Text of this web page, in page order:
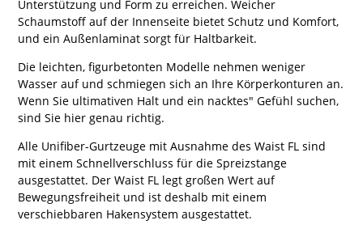
Unterstützung und Form zu erreichen. Weicher
Schaumstoff auf der Innenseite bietet Schutz und Komfort,
und ein Außenlaminat sorgt für Haltbarkeit.
Die leichten, figurbetonten Modelle nehmen weniger
Wasser auf und schmiegen sich an Ihre Körperkonturen an.
Wenn Sie ultimativen Halt und ein nacktes" Gefühl suchen,
sind Sie hier genau richtig.
Alle Unifiber-Gurtzeuge mit Ausnahme des Waist FL sind
mit einem Schnellverschluss für die Spreizstange
ausgestattet. Der Waist FL legt großen Wert auf
Bewegungsfreiheit und ist deshalb mit einem
verschiebbaren Hakensystem ausgestattet.